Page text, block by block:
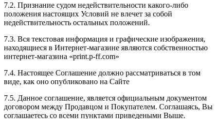
7.2. Признание судом недействительности какого-либо
положения настоящих Условий не влечет за собой
недействительность остальных положений.
7.3. Вся текстовая информация и графические изображения,
находящиеся в Интернет-магазине являются собственностью
интернет-магазина «print.p-ff.com»
7.4. Настоящее Соглашение должно рассматриваться в том
виде, как оно опубликовано на Сайте
7.5. Данное соглашение, является официальным документом
договором между Продавцом и Покупателем. Соглашаясь, Вы
соглашаетесь со всеми пунктами приведеными Выше.